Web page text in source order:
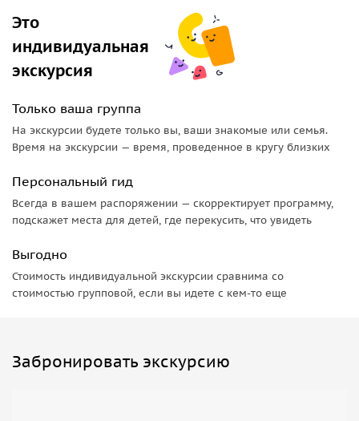
Это
индивидуальная
экскурсия
Только ваша группа
На экскурсии будете только вы, ваши знакомые или семья.
Время на экскурсии — время, проведенное в кругу близких
Персональный гид
Всегда в вашем распоряжении — скорректирует программу,
подскажет места для детей, где перекусить, что увидеть
Выгодно
Стоимость индивидуальной экскурсии сравнима со
стоимостью групповой, если вы идете с кем-то еще
Забронировать экскурсию